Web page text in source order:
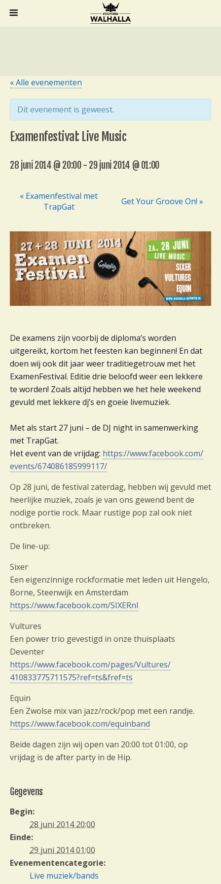
« Alle evenementen
Dit evenement is geweest.
Examenfestival: Live Music
28 juni 2014 @ 20:00- 29 juni 2014 @ 01:00
n
e
m
v
g
a
t
i
e
« Examenfestival met
TrapGat
Get Your Groove On! »
De examens zijn voorbij de diploma’s worden
uitgereikt, kortom het feesten kan beginnen! En dat
doen wij ook dit jaar weer traditiegetrouw met het
ExamenFestival. Editie drie beloofd weer een lekkere
te worden! Zoals altijd hebben we het hele weekend
gevuld met lekkere dj’s en goeie livemuziek.
Met als start 27 juni – de DJ night in samenwerking
met TrapGat.
Het event van de vrijdag: https://www.facebook.com/
events/674086185999117/
Op 28 juni, de festival zaterdag, hebben wij gevuld met
heerlijke muziek, zoals je van ons gewend bent de
nodige portie rock. Maar rustige pop zal ook niet
ontbreken.
De line-up:
Sixer
Een eigenzinnige rockformatie met leden uit Hengelo,
Borne, Steenwijk en Amsterdam
https://www.facebook.com/SIXERnl
Vultures
Een power trio gevestigd in onze thuisplaats
Deventer
https://www.facebook.com/pages/Vultures/
410833775711575?ref=ts&fref=ts
Equin
Een Zwolse mix van jazz/rock/pop met een randje.
https://www.facebook.com/equinband
Beide dagen zijn wij open van 20:00 tot 01:00, op
vrijdag is de after party in de Hip.
Gegevens
Begin:
28 juni 2014 20:00
Einde:
29 juni 2014 01:00
Evenementencategorie:
Live muziek/bands